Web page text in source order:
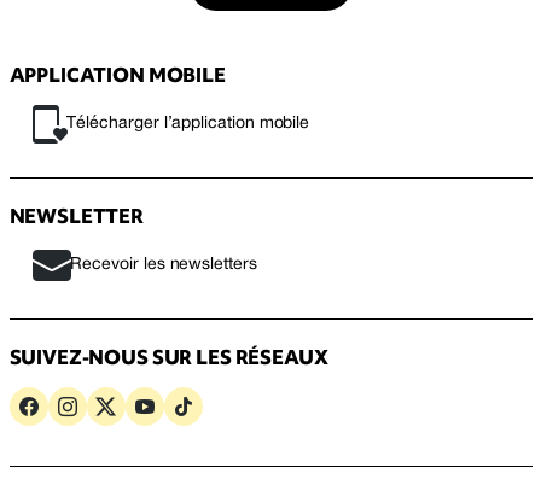
APPLICATION MOBILE
Télécharger l’application mobile
NEWSLETTER
Recevoir les newsletters
SUIVEZ-NOUS SUR LES RÉSEAUX